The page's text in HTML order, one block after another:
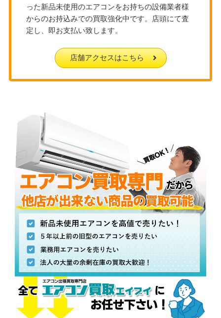
った新品未使用のエアコンをお持ちの設備業者様
からのお持込みでの買取強化中です。店頭にて査
定し、即お支払い致します。
店舗アクセスはこちら